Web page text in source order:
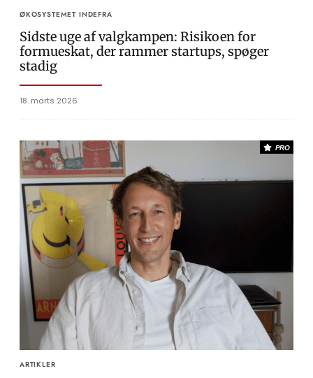
ØKOSYSTEMET INDEFRA
Sidste uge af valgkampen: Risikoen for
formueskat, der rammer startups, spøger
stadig
18. marts 2026
PRO
ARTIKLER